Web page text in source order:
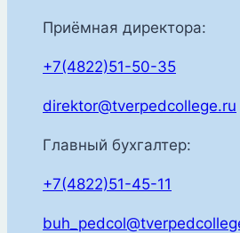
Приёмная директора:
+7(4822)51-50-35
direktor@tverpedcollege.ru
Главный бухгалтер:
+7(4822)51-45-11